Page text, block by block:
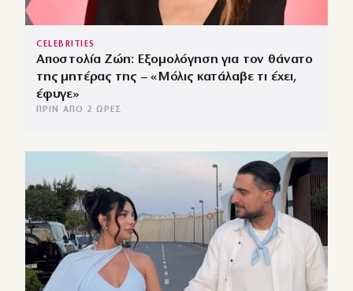
CELEBRITIES
Αποστολία Ζώη: Εξομολόγηση για τον θάνατο
της μητέρας της – «Μόλις κατάλαβε τι έχει,
έφυγε»
ΠΡΙΝ ΑΠΌ 2 ΏΡΕΣ